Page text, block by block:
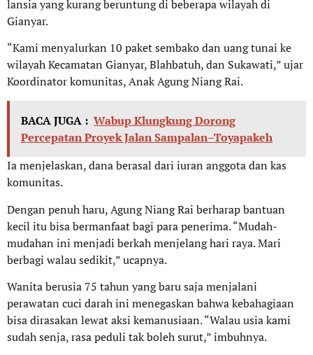
lansia yang kurang beruntung di beberapa wilayah di
Gianyar.
“Kami menyalurkan 10 paket sembako dan uang tunai ke
wilayah Kecamatan Gianyar, Blahbatuh, dan Sukawati,” ujar
Koordinator komunitas, Anak Agung Niang Rai.
BACA JUGA : Wabup Klungkung Dorong
Percepatan Proyek Jalan Sampalan–Toyapakeh
Ia menjelaskan, dana berasal dari iuran anggota dan kas
komunitas.
Dengan penuh haru, Agung Niang Rai berharap bantuan
kecil itu bisa bermanfaat bagi para penerima. “Mudah-
mudahan ini menjadi berkah menjelang hari raya. Mari
berbagi walau sedikit,” ucapnya.
Wanita berusia 75 tahun yang baru saja menjalani
perawatan cuci darah ini menegaskan bahwa kebahagiaan
bisa dirasakan lewat aksi kemanusiaan. “Walau usia kami
sudah senja, rasa peduli tak boleh surut,” imbuhnya.